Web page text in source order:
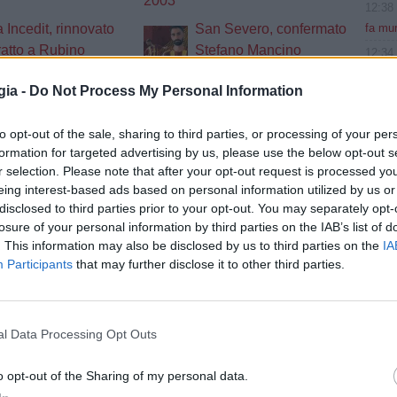
- Do Not Process My Personal Information
opt-out of the sale, sharing to third parties, or processing of your
for targeted advertising by us, please use the below opt-out
selection. Please note that after your opt-out request is processed
interest-based ads based on personal information utilized by us
to third parties prior to your opt-out. You may separately
of your personal information by third parties on the IAB’s list of
This information may also be disclosed by us to third parties on the
Participants that may further disclose it to other third parties.
Data Processing Opt Outs
opt-out of the Sharing of my personal data.
Incedit, rinnovato
a Rubino
San Severo, confermato
Stefano Mancino
il nuovo
la maglia del
Foggia Incedit, al via la
per la difesa c'è
di Botticelli
San Severo, è morto il
presidente Marino. Il
ricordo della società
Wifi 2026/2027: Ecco il calendario completo del Foggia
fa
12:34
12:30
Ora
12:26
West
12:23
35